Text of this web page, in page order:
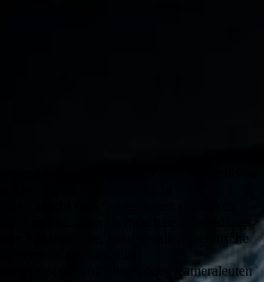
künstlerische, handwerklich-technische
oder Kameraleuten